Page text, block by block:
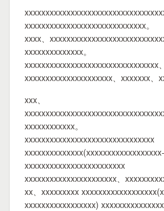
xxxxxxxxxxxxxxxxxxxxxxxxxxxxx。
xxxx、
xxxxxxxxxxxxxx。
xxxxxxxxxxxxxxxxxxxxxxxxxxxxxxxx
xxxxxxxxxxxxxxxxxxxxx、xxxxxxx、
xxx、
xxxxxxxxxxxx。
xxxxxxxxxxxxxxxxxxxxxxxxxxxxxxx
xxxxxxxxxxxxxxxxxxxxxxxx
xxxxxxxxxxxxxxxxxxxxxx、
xx、xxxxxxxxx
xxxxxxxxxxxxxxxxx)